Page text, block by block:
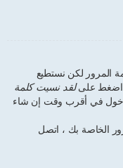
المرور لكن نستطيع
اضغط علىلقد نسيت كلمة
في أقرب وقت إن شاء
الخاصة بك ، اتصل